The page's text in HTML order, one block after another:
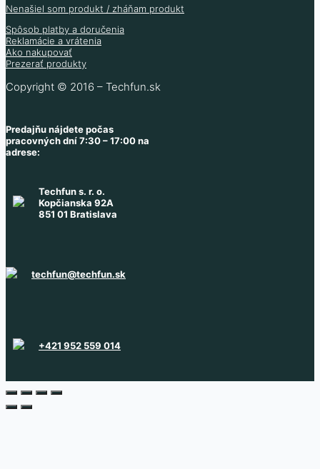
Nenašiel som produkt / zháňam produkt
Spôsob platby a doručenia
Reklamácie a vrátenia
Ako nakupovať
Prezerať produkty
Copyright © 2016 – Techfun.sk
Predajňu nájdete počas
pracovných dní 7:30 – 17:00 na
adrese:
Techfun s. r. o.
Kopčianska 92A
851 01 Bratislava
techfun@techfun.sk
+421 952 559 014